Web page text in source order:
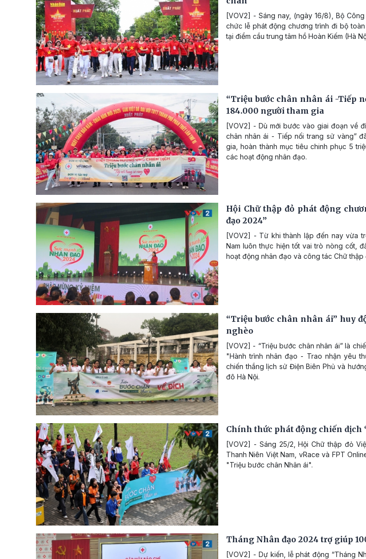
[VOV2] - Sáng nay, (ngày 16/8), Bộ
chức lễ phát động chương trình đi bộ
tại điểm cầu trung tâm hồ Hoàn Kiếm (Hà
“Triệu bước chân nhân ái -Tiếp
184.000 người tham gia
[VOV2] - Dù mới bước vào giai đoạn về
chân nhân ái - Tiếp nối trang sử vàng”
gia, hoàn thành mục tiêu chinh phục 5
các hoạt động nhân đạo.
Hội Chữ thập đỏ phát động
đạo 2024”
[VOV2] - Từ khi thành lập đến nay vừa
Nam luôn thực hiện tốt vai trò nòng cốt,
hoạt động nhân đạo và công tác Chữ thập
“Triệu bước chân nhân ái” huy
nghèo
[VOV2] - “Triệu bước chân nhân ái” là
"Hành trình nhân đạo - Trao nhận yêu
chiến thắng lịch sử Điện Biên Phủ và
đô Hà Nội.
Chính thức phát động chiến dịch
[VOV2] - Sáng 25/2, Hội Chữ thập đỏ
Thanh Niên Việt Nam, vRace và FPT
"Triệu bước chân Nhân ái".
Tháng Nhân đạo 2024 trợ giúp
[VOV2] - Dự kiến, lễ phát động “Tháng